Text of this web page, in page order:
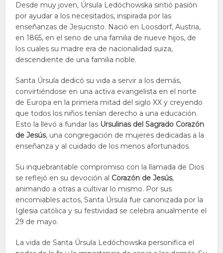
Desde muy joven, Úrsula Ledóchowska sintió pasión
por ayudar a los necesitados, inspirada por las
enseñanzas de Jesucristo. Nació en Loosdorf, Austria,
en 1865, en el seno de una familia de nueve hijos, de
los cuales su madre era de nacionalidad suiza,
descendiente de una familia noble.
Santa Úrsula dedicó su vida a servir a los demás,
convirtiéndose en una activa evangelista en el norte
de Europa en la primera mitad del siglo XX y creyendo
que todos los niños tenían derecho a una educación.
Esto la llevó a fundar las Ursulinas del Sagrado Corazón
de Jesús, una congregación de mujeres dedicadas a la
enseñanza y al cuidado de los menos afortunados.
Su inquebrantable compromiso con la llamada de Dios
se reflejó en su devoción al Corazón de Jesús,
animando a otras a cultivar lo mismo. Por sus
encomiables actos, Santa Úrsula fue canonizada por la
Iglesia católica y su festividad se celebra anualmente el
29 de mayo.
La vida de Santa Úrsula Ledóchowska personifica el